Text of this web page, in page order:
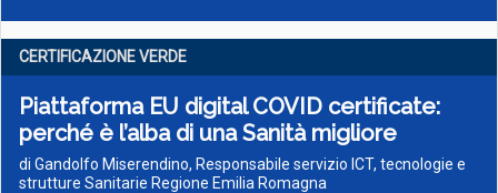
CERTIFICAZIONE VERDE
Piattaforma EU digital COVID certificate:
perché è l’alba di una Sanità migliore
di Gandolfo Miserendino, Responsabile servizio ICT, tecnologie e
strutture Sanitarie Regione Emilia Romagna